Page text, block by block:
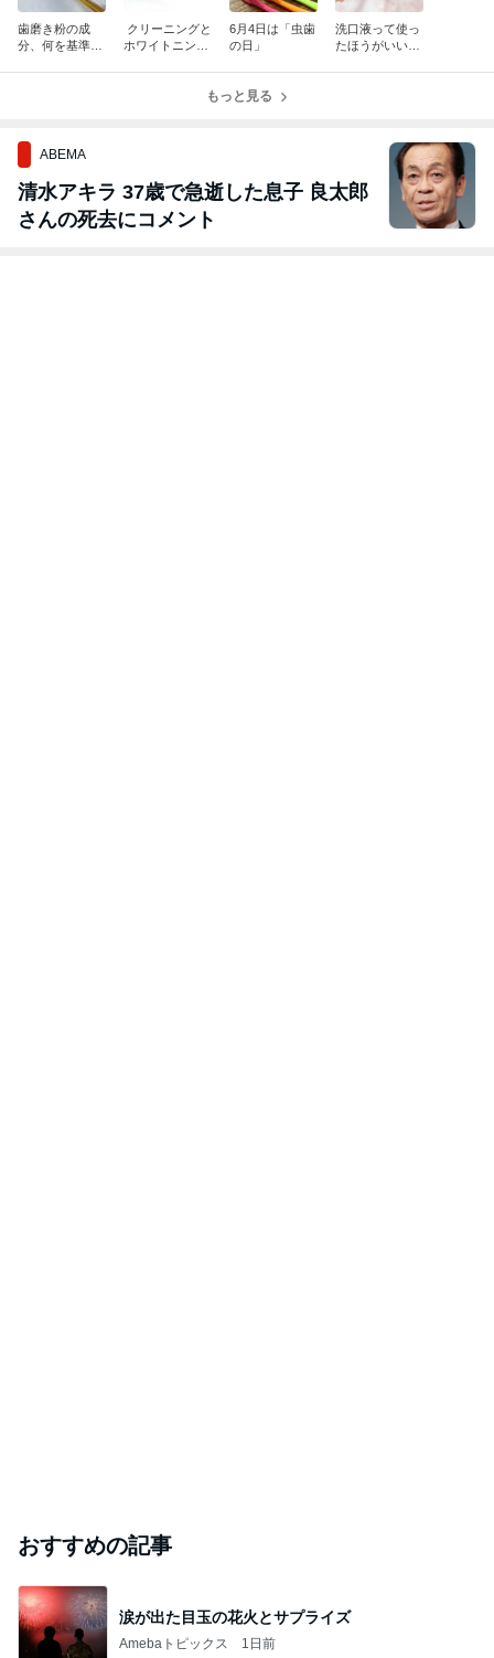
歯磨き粉の成
分、何を基準に
クリーニングと
ホワイトニング
6月4日は「虫歯
の日」
洗口液って使っ
たほうがいい
もっと見る
ABEMA
清水アキラ 37歳で急逝した息子 良太郎
さんの死去にコメント
おすすめの記事
涙が出た目玉の花火とサプライズ
Amebaトピックス 1日前